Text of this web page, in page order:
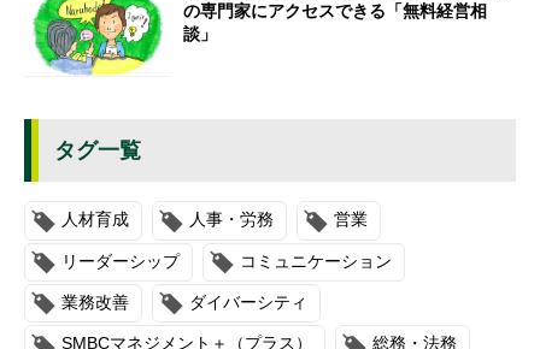
の専門家にアクセスできる「無料経営相
談」
タグ一覧
人材育成 人事・労務 営業
リーダーシップ コミュニケーション
業務改善 ダイバーシティ
SMBCマネジメント＋（プラス） 総務・法務